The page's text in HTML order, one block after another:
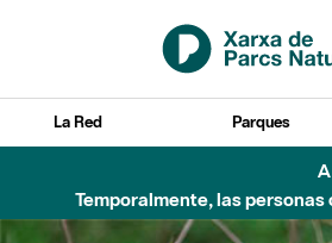
Saltar al contenido principal
La Red Parques
Temporalmente, las